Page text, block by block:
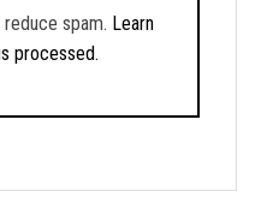
spam. Learn
processed.